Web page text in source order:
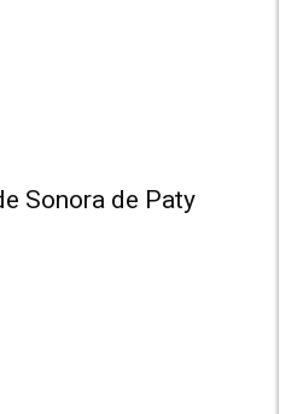
Sonora de Paty